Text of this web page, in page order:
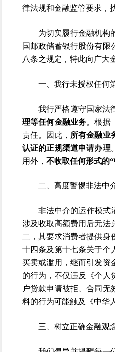
律法规和金融监管要求，
为切实履行金融机构
国邮政储蓄银行股份有限
八条之规定，特此向广大
一、我行未授权任何
我行严格遵守国家法
理等任何金融业务。根据
责任。因此， 所有金融业
认证的正规渠道申请办理
用外， 不收取任何形式的
二、高度警惕非法中
非法中介的运作模式
涉及收取高额费用后无法
二，其要求消费者提供身
十四条及第十七条关于个
买卖或滥用，继而引发资
的行为，不仅违反《个人
户贷款申请被拒、合同无
料的行为可能触及《中华
三、树立正确金融观